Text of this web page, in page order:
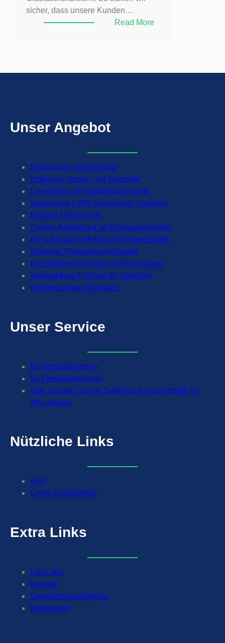
sicher, dass unsere Kunden…
Read More:
Unser Angebot
Innovatives Vertriebstool
Exklusive Strom- und Gastarife
Übersichtliche Kundendatenbank
Integriertes CRM mit riesigen Vorteilen
Digitale Unterschrift
Direkte Anbindung an Energieversorger
Ab sofort auch Mobil und Festnetztarife
Günstige Photovoltaikanlagen
Dachflächen Pachten für PV-Anlagen
Vermarktung Flächen für Speicher
Wärmepumpen Beratung
Unser Service
für Vertriebspartner
für Energieversorger
oder buchen Sie die Datenbank und Vorteile im
Abo-Modell
Nützliche Links
FAQ
Direkt Registrieren
Extra Links
Über uns
Kontakt
Datenschutzerklärung
Impressum